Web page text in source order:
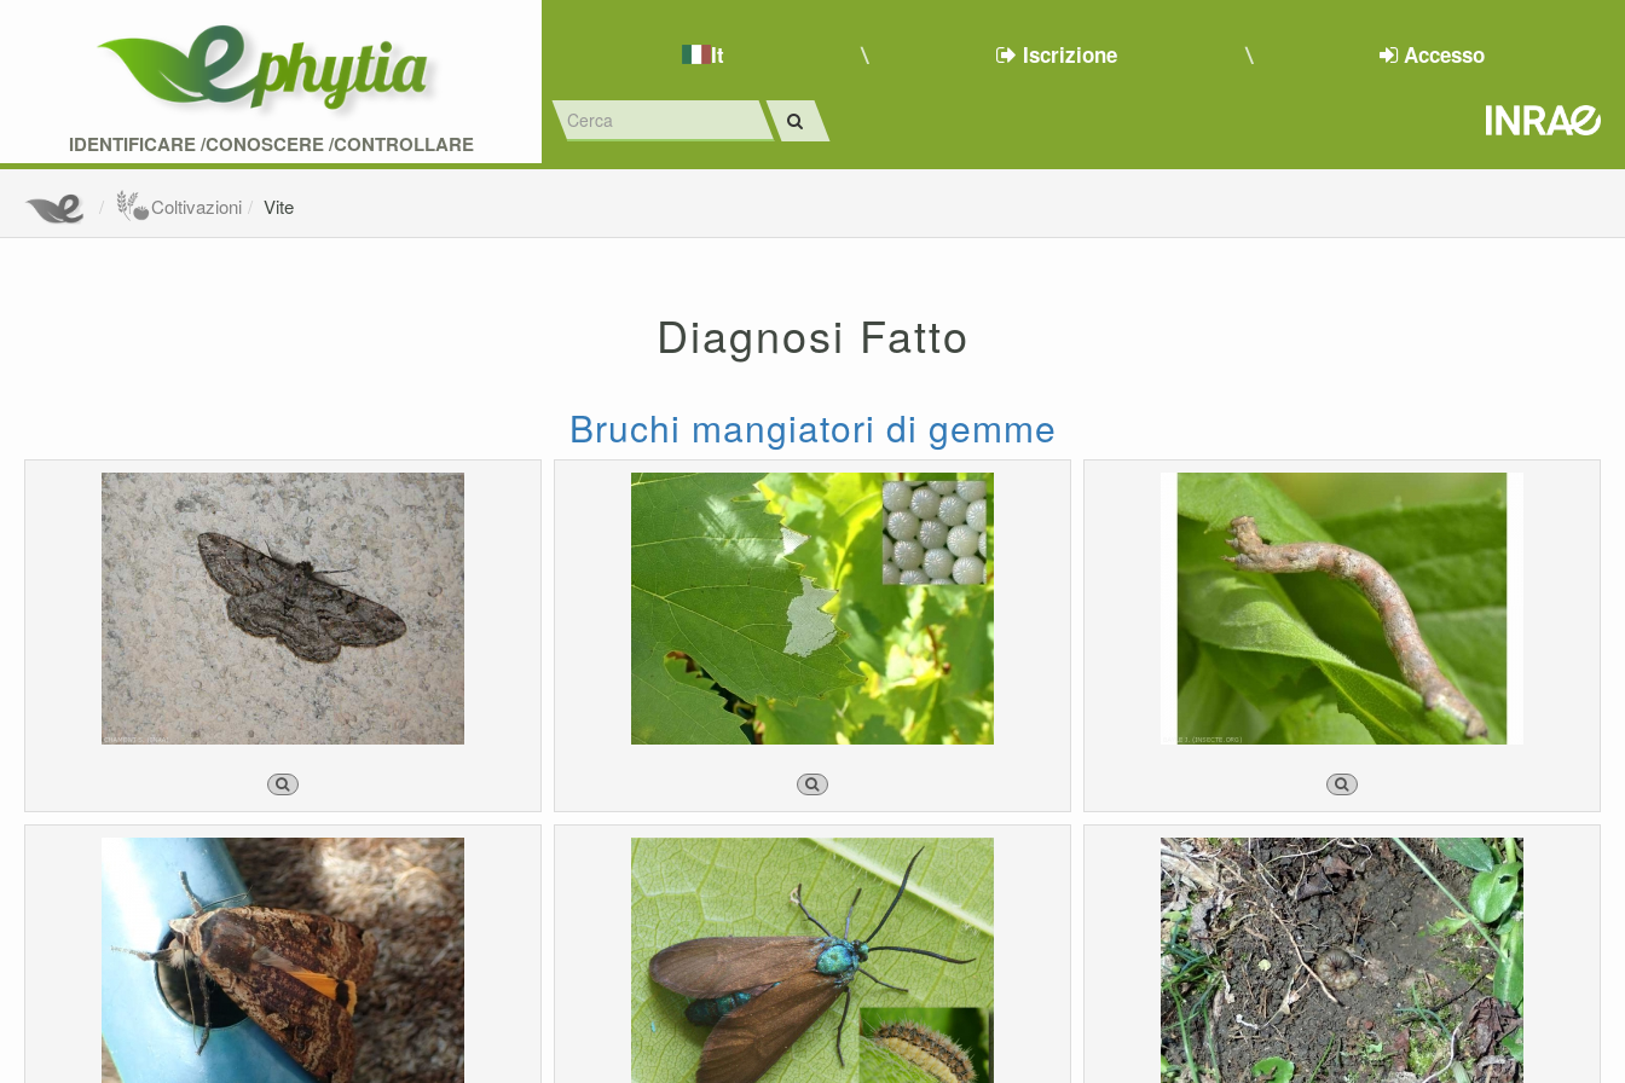
IDENTIFICARE /CONOSCERE /CONTROLLARE
It Iscrizione Accesso
Coltivazioni Vite
Diagnosi Fatto
Bruchi mangiatori di gemme